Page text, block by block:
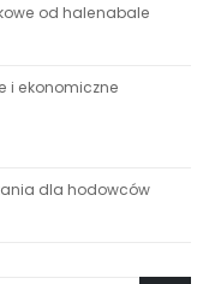
od halenabale
i ekonomiczne
dla hodowców